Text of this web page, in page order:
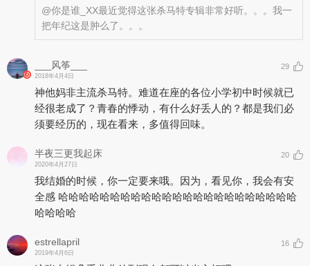
@你是谁_XX最近觉得这张杀马特专辑非常好听。。。我一
把年纪这是肿么了。。。
___风筝___
2018年4月4日
29
神他妈非主流杀马特。难道在座的各位小学初中时候就已
经很老成了？青春的悸动，有什么好丢人的？都是我们必
须要经历的，现在看来，多值得回味。
半夜三更我起床
2020年4月27日
20
我结婚的时候，你一定要来哦。因为，看见你，我会有安
全感 哈哈哈哈哈哈哈哈哈哈哈哈哈哈哈哈哈哈哈哈哈哈哈
哈哈哈哈
estrellapril
2019年4月6日
16